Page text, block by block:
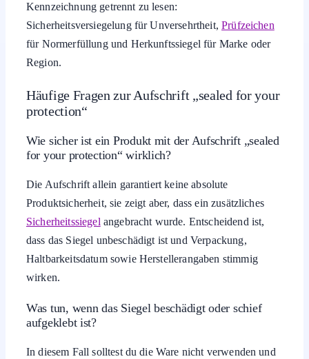
Kennzeichnung getrennt zu lesen:
Sicherheitsversiegelung für Unversehrtheit,Prüfzeichen
für Normerfüllung und Herkunftssiegel für Marke oder
Region.
Häufige Fragen zur Aufschrift „sealed for your
protection“
Wie sicher ist ein Produkt mit der Aufschrift „sealed
for your protection“ wirklich?
Die Aufschrift allein garantiert keine absolute
Produktsicherheit, sie zeigt aber, dass ein zusätzliches
Sicherheitssiegel angebracht wurde. Entscheidend ist,
dass das Siegel unbeschädigt ist und Verpackung,
Haltbarkeitsdatum sowie Herstellerangaben stimmig
wirken.
Was tun, wenn das Siegel beschädigt oder schief
aufgeklebt ist?
In diesem Fall solltest du die Ware nicht verwenden und